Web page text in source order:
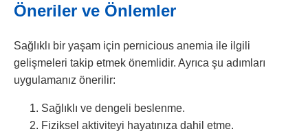
Öneriler ve Önlemler
Sağlıklı bir yaşam için pernicious anemia ile ilgili
gelişmeleri takip etmek önemlidir. Ayrıca şu adımları
uygulamanız önerilir:
Sağlıklı ve dengeli beslenme.
Fiziksel aktiviteyi hayatınıza dahil etme.